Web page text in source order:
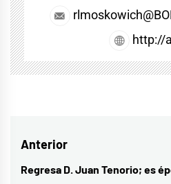
http://
Navegación
de
Anterior
Entrada
Regresa D. Juan Tenorio; es